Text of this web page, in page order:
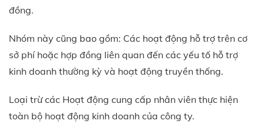
đồng.
Nhóm này cũng bao gồm: Các hoạt động hỗ trợ trên cơ
sở phí hoặc hợp đồng liên quan đến các yếu tố hỗ trợ
kinh doanh thường kỳ và hoạt động truyền thống.
Loại trừ các Hoạt động cung cấp nhân viên thực hiện
toàn bộ hoạt động kinh doanh của công ty.